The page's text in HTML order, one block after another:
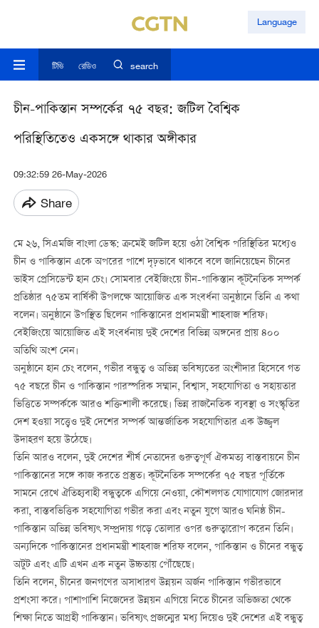
Language
টিভি রেডিও search
চীন-পাকিস্তান সম্পর্কের ৭৫ বছর: জটিল বৈশ্বিক
পরিস্থিতিতেও একসঙ্গে থাকার অঙ্গীকার
09:32:59 26-May-2026
Share
মে ২৬, সিএমজি বাংলা ডেস্ক: ক্রমেই জটিল হয়ে ওঠা বৈশ্বিক পরিস্থিতির মধ্যেও
চীন ও পাকিস্তান একে অপরের পাশে দৃঢ়ভাবে থাকবে বলে জানিয়েছেন চীনের
ভাইস প্রেসিডেন্টহান চেং। সোমবার বেইজিংয়ে চীন-পাকিস্তান কূটনৈতিক সম্পর্ক
প্রতিষ্ঠার ৭৫তম বার্ষিকী উপলক্ষে আয়োজিত এক সংবর্ধনা অনুষ্ঠানে তিনি এ কথা
বলেন। অনুষ্ঠানে উপস্থিত ছিলেন পাকিস্তানের প্রধানমন্ত্রী শাহবাজ শরিফ।
বেইজিংয়ে আয়োজিত এই সংবর্ধনায় দুই দেশের বিভিন্ন অঙ্গনের প্রায় ৪০০
অতিথি অংশ নেন।
অনুষ্ঠানে হান চেং বলেন, গভীর বন্ধুত্ব ও অভিন্ন ভবিষ্যতের অংশীদার হিসেবে গত
৭৫ বছরে চীন ও পাকিস্তান পারস্পরিক সম্মান, বিশ্বাস, সহযোগিতা ও সহায়তার
ভিত্তিতে সম্পর্ককে আরও শক্তিশালী করেছে। ভিন্ন রাজনৈতিক ব্যবস্থা ও সংস্কৃতির
দেশ হওয়া সত্ত্বেও দুই দেশের সম্পর্ক আন্তর্জাতিক সহযোগিতার এক উজ্জ্বল
উদাহরণ হয়ে উঠেছে।
তিনি আরও বলেন, দুই দেশের শীর্ষ নেতাদের গুরুত্বপূর্ণ ঐকমত্য বাস্তবায়নে চীন
পাকিস্তানের সঙ্গে কাজ করতে প্রস্তুত। কূটনৈতিক সম্পর্কের ৭৫ বছর পূর্তিকে
সামনে রেখে ঐতিহ্যবাহী বন্ধুত্বকে এগিয়ে নেওয়া, কৌশলগত যোগাযোগ জোরদার
করা, বাস্তবভিত্তিক সহযোগিতা গভীর করা এবং নতুন যুগে আরও ঘনিষ্ঠ চীন-
পাকিস্তান অভিন্ন ভবিষ্যৎ সম্প্রদায় গড়ে তোলার ওপর গুরুত্বারোপ করেন তিনি।
অন্যদিকে পাকিস্তানের প্রধানমন্ত্রী শাহবাজ শরিফ বলেন, পাকিস্তান ও চীনের বন্ধুত্ব
অটুট এবং এটি এখন এক নতুন উচ্চতায় পৌঁছেছে।
তিনি বলেন, চীনের জনগণের অসাধারণ উন্নয়ন অর্জন পাকিস্তান গভীরভাবে
প্রশংসা করে। পাশাপাশি নিজেদের উন্নয়ন এগিয়ে নিতে চীনের অভিজ্ঞতা থেকে
শিক্ষা নিতে আগ্রহী পাকিস্তান। ভবিষ্যৎ প্রজন্মের মধ্য দিয়েও দুই দেশের এই বন্ধুত্ব